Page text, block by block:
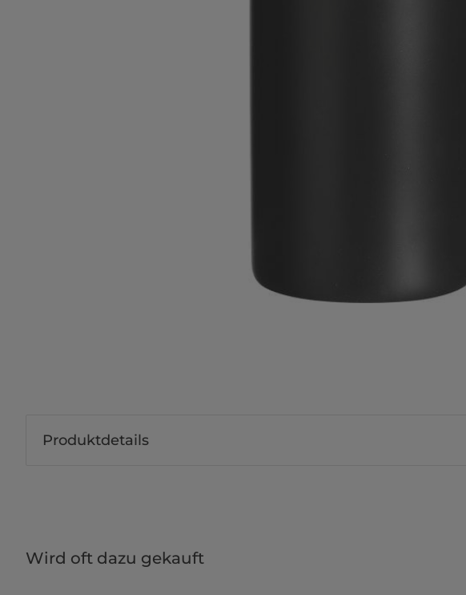
Produktdetails
Wird oft dazu gekauft